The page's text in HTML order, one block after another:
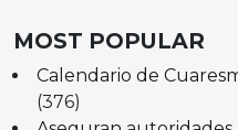
MOST POPULAR
Calendario de
(376)